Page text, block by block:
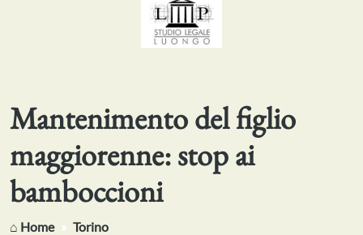
Mantenimento del figlio
maggiorenne: stop ai
bamboccioni
⌂ Home Torino